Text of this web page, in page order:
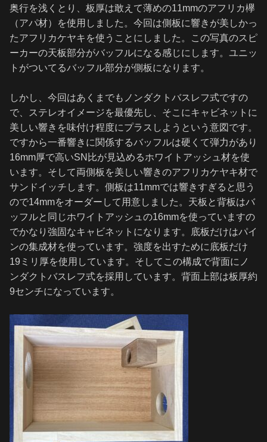
奥行を浅くとり、板厚は敢えて薄めの11mmのアフリカ欅
（アパ材）を使用しました。今回は側板に響きが美しかっ
たアフリカケヤキを使うことにしました。この写真のスピ
ーカーの天板部分がバッフルになる感じにします。ユニッ
トがついてるバッフル部分が側板になります。
しかし、今回はあくまでもノンダクトバスレフ式ですの
で、ステレオイメージを最優先し、そこにキャビネットに
美しい響きを味付け程度にプラスしようという意図です。
ですから一番響きに関係するバッフルは硬くて弾力があり
16mm厚で高いSN比が見込めるホワイトアッシュ材を使
います。そして両側板を美しい響きのアフリカケヤキ材で
サンドイッチします。側板は11mmでは響きすぎると思う
ので14mmをオーダーして用意しました。天板と背板はバ
ッフルと同じホワイトアッシュの16mmを使っていますの
でかなり強固なキャビネットになります。底板だけはパイ
ンの集成材を使っています。強度を出すために底板だけ
19ミリ厚を使用しています。そしてこの構成で背面にノ
ンダクトバスレフ式を採用しています。背面上部は板厚約
9センチになっています。